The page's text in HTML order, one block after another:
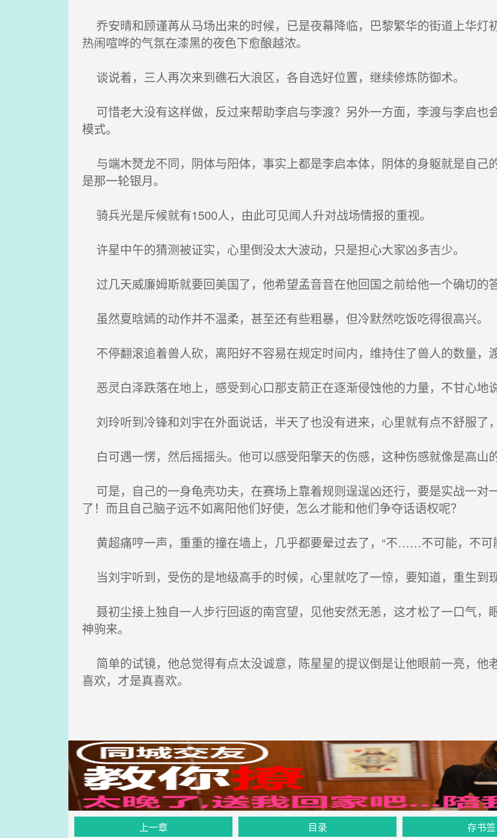
乔安晴和顾谨苒从马场出来的时候，已是夜幕降临，巴黎繁华的街道上华灯
热闹喧哗的气氛在漆黑的夜色下愈酿越浓。
谈说着，三人再次来到礁石大浪区，各自选好位置，继续修炼防御术。
可惜老大没有这样做，反过来帮助李启与李渡？另外一方面，李渡与李启也
模式。
与端木燹龙不同，阴体与阳体，事实上都是李启本体，阴体的身躯就是自己
是那一轮银月。
骑兵光是斥候就有1500人，由此可见闻人升对战场情报的重视。
许星中午的猜测被证实，心里倒没太大波动，只是担心大家凶多吉少。
过几天威廉姆斯就要回美国了，他希望孟音音在他回国之前给他一个确切的答
虽然夏晗嫣的动作并不温柔，甚至还有些粗暴，但冷默然吃饭吃得很高兴。
不停翻滚追着兽人砍，离阳好不容易在规定时间内，维持住了兽人的数量，
恶灵白泽跌落在地上，感受到心口那支箭正在逐渐侵蚀他的力量，不甘心地说
刘玲听到冷锋和刘宇在外面说话，半天了也没有进来，心里就有点不舒服了
白可遇一愣，然后摇摇头。他可以感受阳擎天的伤感，这种伤感就像是高山
可是，自己的一身龟壳功夫，在赛场上靠着规则逞逞凶还行，要是实战一对
了！而且自己脑子远不如离阳他们好使，怎么才能和他们争夺话语权呢？
黄超痛哼一声，重重的撞在墙上，几乎都要晕过去了，“不……不可能，不可
当刘宇听到，受伤的是地级高手的时候，心里就吃了一惊，要知道，重生到
聂初尘接上独自一人步行回返的南宫望，见他安然无恙，这才松了一口气，
神驹来。
简单的试镜，他总觉得有点太没诚意，陈星星的提议倒是让他眼前一亮，
喜欢，才是真喜欢。
上一章 目录 存书签